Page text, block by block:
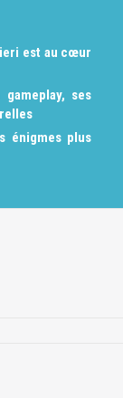
est au cœur
ses
énigmes plus